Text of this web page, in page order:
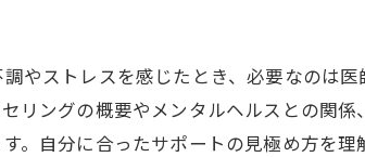
やストレスを感じたとき、必要なのは医
リングの概要やメンタルヘルスとの関係
。自分に合ったサポートの見極め方を理